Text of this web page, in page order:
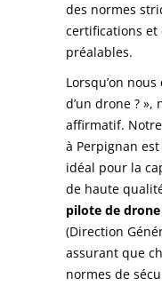
des normes
certifications et
préalables.
Lorsqu’on
d’un drone ?
affirmatif.
à Perpignan
idéal pour la
de haute
pilote de drone
(Direction
assurant que
normes de